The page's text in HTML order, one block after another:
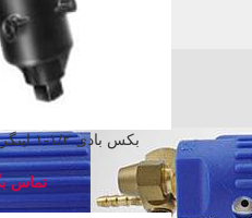
بکس بادی ۱/۲-۱ اینگرسولرند IR-5980A1